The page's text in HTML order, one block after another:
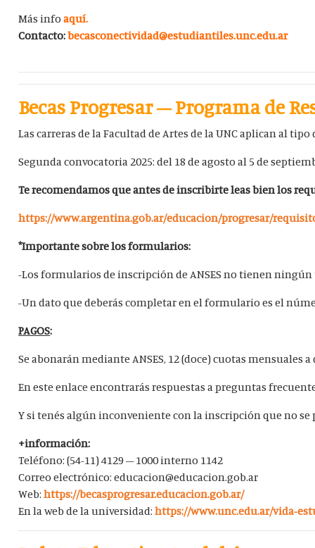
Más infoaquí.
Contacto:becasconectividad@estudiantiles.unc.edu.ar
Becas Progresar – Programa de
Las carreras de la Facultad de Artes de la UNC aplican al
Segunda convocatoria 2025: del 18 de agosto al 5 de
Te recomendamos que antes de inscribirte leas bien los
https://www.argentina.gob.ar/educacion/progresar/
*Importante sobre los formularios:
-Los formularios de inscripción de ANSES no tienen ningún
-Un dato que deberás completar en el formulario es el
PAGOS:
Se abonarán mediante ANSES, 12 (doce) cuotas
En este enlace encontrarás respuestas a preguntas
Y si tenés algún inconveniente con la inscripción que no
+información:
Teléfono: (54-11) 4129 – 1000 interno 1142
Correo electrónico: educacion@educacion.gob.ar
Web:https://becasprogresar.educacion.gob.ar/
En la web de la universidad:https://www.unc.edu.ar/vida-